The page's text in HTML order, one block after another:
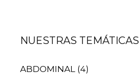
NUESTRAS TEMÁTICAS
ABDOMINAL (4)